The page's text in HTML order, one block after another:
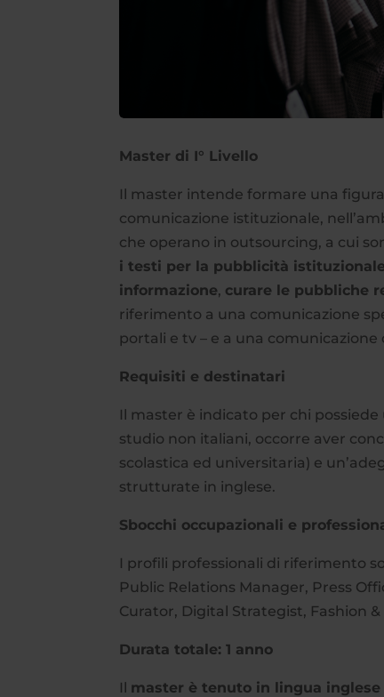
Master di I° Livello
Il master intende formare una
comunicazione istituzionale,
che operano in outsourcing, a cui
i testi per la pubblicità istituzionale
informazione, curare le pubbliche
riferimento a una comunicazione
portali e tv – e a una
Requisiti e destinatari
Il master è indicato per chi
studio non italiani, occorre aver
scolastica ed universitaria) e
strutturate in inglese.
Sbocchi occupazionali e
I profili professionali di riferimento
Public Relations Manager, Press
Curator, Digital Strategist, Fashion
Durata totale: 1 anno
Il master è tenuto in lingua inglese